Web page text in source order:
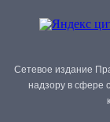
Сетевое издание
надзору в сфере